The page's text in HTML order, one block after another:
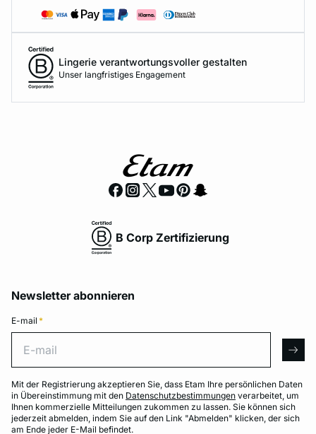
Lingerie verantwortungsvoller gestalten
Unser langfristiges Engagement
B Corp Zertifizierung
Newsletter abonnieren
E-mail *
Mit der Registrierung akzeptieren Sie, dass Etam Ihre persönlichen Daten
in Übereinstimmung mit den Datenschutzbestimmungen verarbeitet, um
Ihnen kommerzielle Mitteilungen zukommen zu lassen. Sie können sich
jederzeit abmelden, indem Sie auf den Link "Abmelden" klicken, der sich
am Ende jeder E-Mail befindet.